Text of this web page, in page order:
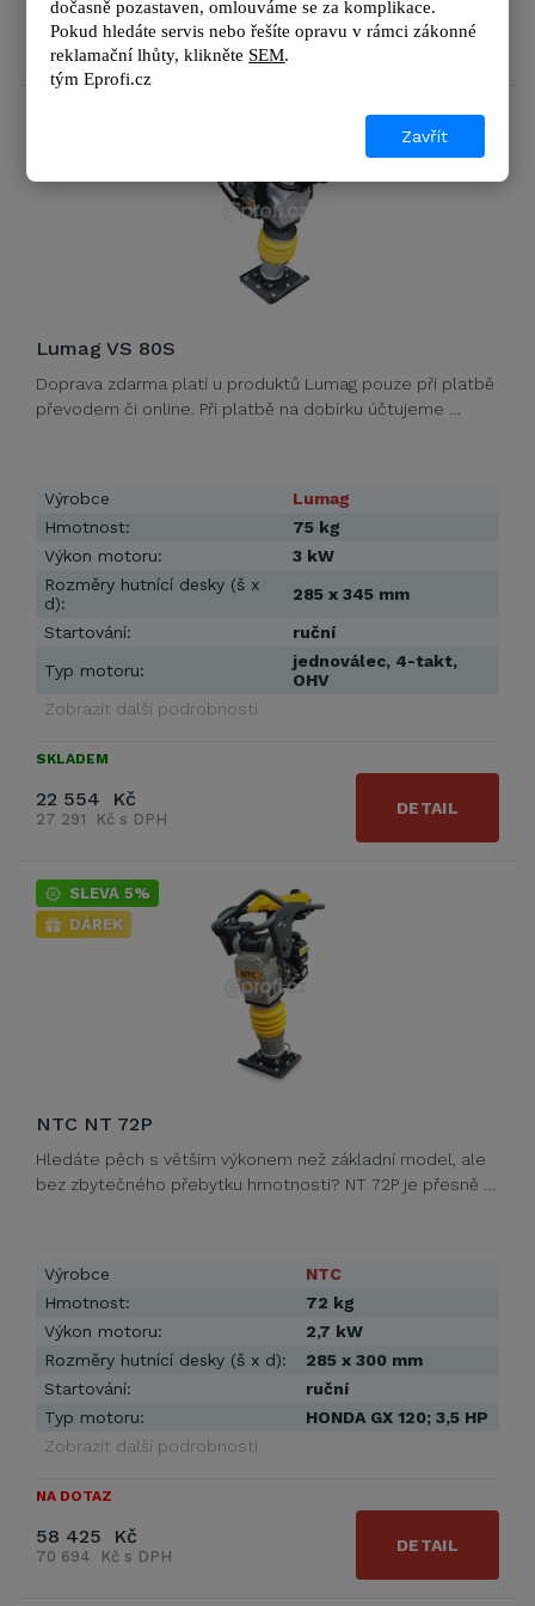
44 868 Kč
54 290 Kč s DPH
DETAIL
Lumag VS 80S
Doprava zdarma platí u produktů Lumag pouze při platbě
převodem či online. Při platbě na dobírku účtujeme …
Výrobce
Lumag
Hmotnost:
75 kg
Výkon motoru:
3 kW
Rozměry hutnící desky (š x
d):
285 x 345 mm
Startování:
ruční
Typ motoru:
jednoválec, 4-takt,
OHV
Zobrazit další podrobnosti
SKLADEM
22 554 Kč
27 291 Kč s DPH
DETAIL
SLEVA 5%
DÁREK
NTC NT 72P
Hledáte pěch s větším výkonem než základní model, ale
bez zbytečného přebytku hmotnosti? NT 72P je přesně …
Výrobce
NTC
Hmotnost:
72 kg
Výkon motoru:
2,7 kW
Rozměry hutnící desky (š x d):
285 x 300 mm
Startování:
ruční
Typ motoru:
HONDA GX 120; 3,5 HP
Zobrazit další podrobnosti
NA DOTAZ
58 425 Kč
70 694 Kč s DPH
DETAIL
dočasně pozastaven, omlouváme se za komplikace.
Pokud hledáte servis nebo řešíte opravu v rámci zákonné
reklamační lhůty, klikněte SEM.
tým Eprofi.cz
Zavřít